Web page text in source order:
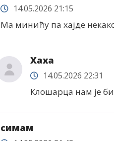
14.05.2026 21:15
Ма минићу па хајде
Хаха
14.05.2026 22:31
Клошарца нам је
симам